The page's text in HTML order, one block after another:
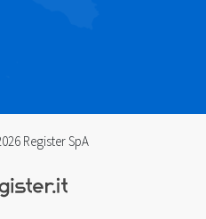
Register SpA